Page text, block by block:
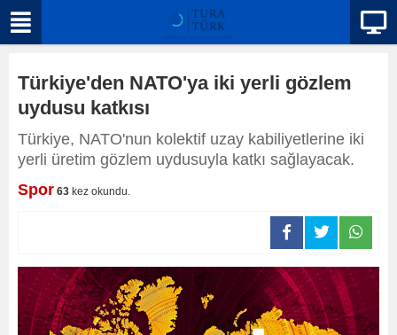
Türkiye'den NATO'ya iki yerli gözlem
uydusu katkısı
Türkiye, NATO'nun kolektif uzay kabiliyetlerine iki
yerli üretim gözlem uydusuyla katkı sağlayacak.
Spor 63 kez okundu.